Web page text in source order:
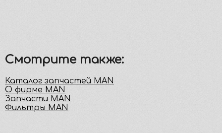
Смотрите также:
Каталог запчастей MAN
О фирме MAN
Запчасти MAN
Фильтры MAN